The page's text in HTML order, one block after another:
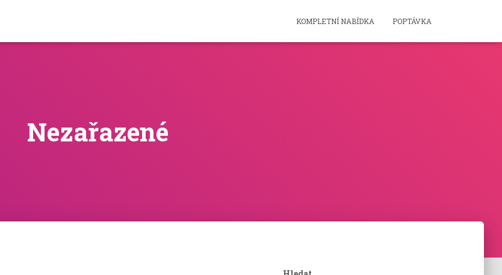
KOMPLETNÍ NABÍDKA POPTÁVKA
Nezařazené